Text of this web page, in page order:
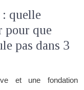
: quelle
pour que
pas dans 3
et une fondation